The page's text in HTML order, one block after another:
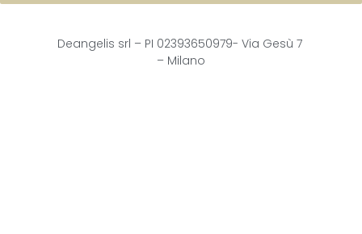
Deangelis srl – PI 02393650979- Via Gesù 7
– Milano